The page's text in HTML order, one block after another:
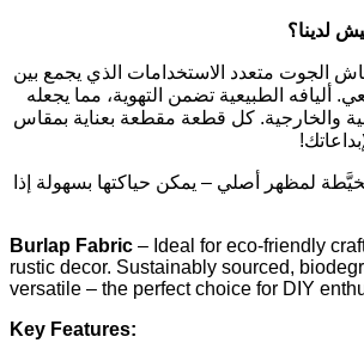
لدينا؟
الجوت متعدد الاستخدامات الذي يجمع بين
أليافه الطبيعية تضمن التهوية، مما يجعله
والخارجية. كل قطعة مقطعة بعناية بمقاس
لمظهر أصلي – يمكن حياكتها بسهولة إذا
Burlap Fabric – Ideal for eco-friendly
rustic decor. Sustainably sourced,
versatile – the perfect choice for DIY
Key Features: